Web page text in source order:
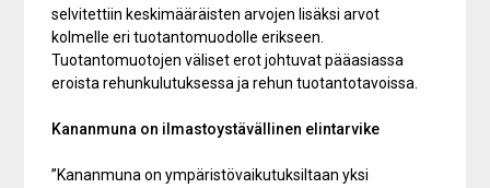
selvitettiin keskimääräisten arvojen lisäksi arvot
kolmelle eri tuotantomuodolle erikseen.
Tuotantomuotojen väliset erot johtuvat pääasiassa
eroista rehunkulutuksessa ja rehun tuotantotavoissa.
Kananmuna on ilmastoystävällinen elintarvike
”Kananmuna on ympäristövaikutuksiltaan yksi